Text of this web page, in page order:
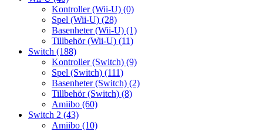
Kontroller (Wii-U) (0)
Spel (Wii-U) (28)
Basenheter (Wii-U) (1)
Tillbehör (Wii-U) (11)
Switch (188)
Kontroller (Switch) (9)
Spel (Switch) (111)
Basenheter (Switch) (2)
Tillbehör (Switch) (8)
Amiibo (60)
Switch 2 (43)
Amiibo (10)